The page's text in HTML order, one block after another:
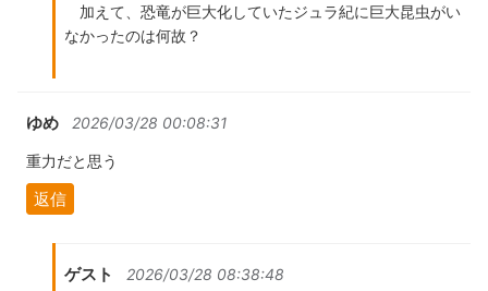
加えて、恐竜が巨大化していたジュラ紀に巨大昆虫がい
なかったのは何故？
ゆめ 2026/03/28 00:08:31
重力だと思う
返信
ゲスト 2026/03/28 08:38:48